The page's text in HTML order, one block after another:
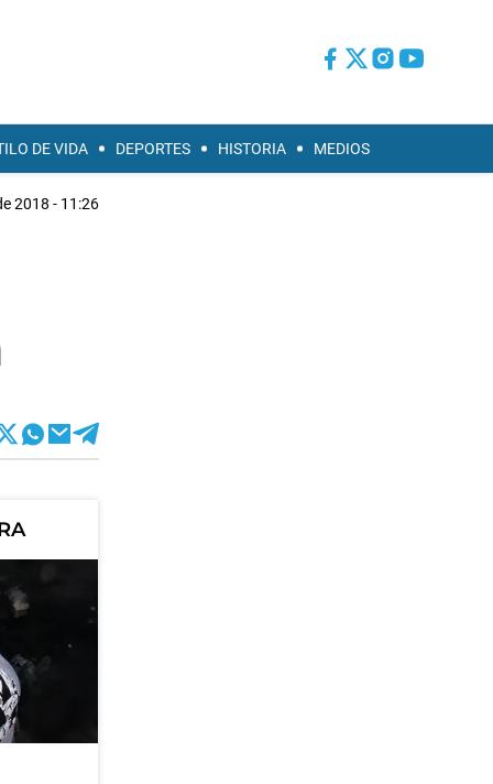
DE VIDA DEPORTES HISTORIA MEDIOS
2018 - 11:26